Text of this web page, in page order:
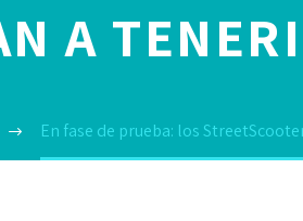
A
En fase de prueba: los